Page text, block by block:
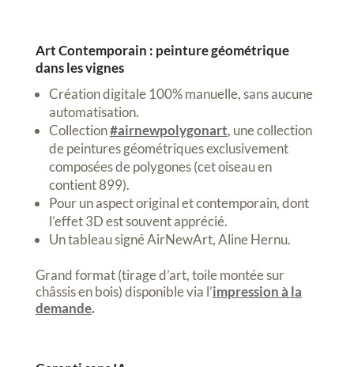
Art Contemporain : peinture géométrique
dans les vignes
Création digitale 100% manuelle, sans aucune
automatisation.
Collection#airnewpolygonart, une collection
de peintures géométriques exclusivement
composées de polygones (cet oiseau en
contient 899).
Pour un aspect original et contemporain, dont
l’effet 3D est souvent apprécié.
Un tableau signé AirNewArt, Aline Hernu.
Grand format (tirage d’art, toile montée sur
châssis en bois) disponible via l’impression à la
demande.